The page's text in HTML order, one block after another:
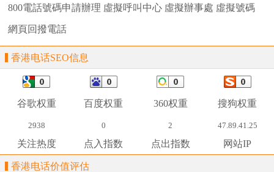
800電話號碼申請辦理 虛擬呼叫中心 虛擬辦事處 虛擬號碼
網頁回撥電話
香港电话SEO信息
谷歌权重 百度权重 360权重 搜狗权重
2938
关注热度
0
点入指数
2
点出指数
47.89.41.25
网站IP
香港电话价值评估